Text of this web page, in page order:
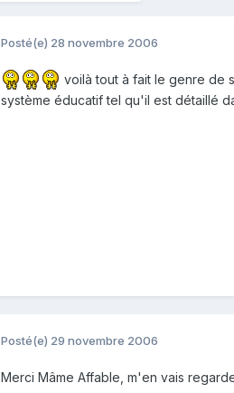
Posté(e) 28 novembre 2006
voilà tout à fait le genre de
système éducatif tel qu'il est détaillé
Posté(e) 29 novembre 2006
Merci Mâme Affable, m'en vais